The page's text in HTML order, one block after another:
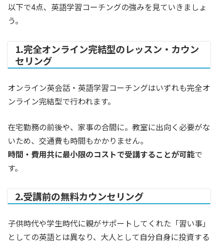
以下で4点、英語学習コーチングの強みを見ていきましょ
う。
1.完全オンライン完結型のレッスン・カウン
セリング
オンライン英会話・英語学習コーチングはいずれも完全オ
ンライン完結型で行われます。
在宅勤務の前後や、家事の合間に。教室に出向く必要がな
いため、交通費も時間もかかりません。
時間・費用共に最小限のコストで受講することが可能で
す。
2.受講前の無料カウンセリング
子供時代や学生時代に親がサポートしてくれた「習い事」
としての英語とは異なり、大人として自分自身に投資する